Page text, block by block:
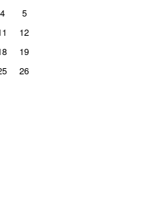
4
5
12
19
26